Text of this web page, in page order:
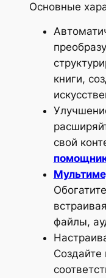
Основные
книги,
свой
файлы,